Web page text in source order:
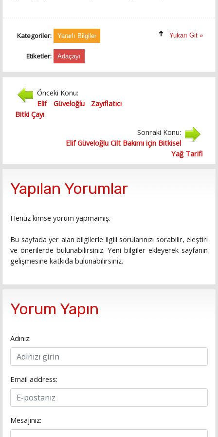
Kategoriler: Yararlı Bilgiler Yukarı Git »
Etiketler: Adaçayı
Önceki Konu:
Elif Güveloğlu Zayıflatıcı
Bitki Çayı
Sonraki Konu:
Elif Güveloğlu Cilt Bakımı için Bitkisel
Yağ Tarifi
Yapılan Yorumlar
Henüz kimse yorum yapmamış.
Bu sayfada yer alan bilgilerle ilgili sorularınızı sorabilir, eleştiri
ve önerilerde bulunabilirsiniz. Yeni bilgiler ekleyerek sayfanın
gelişmesine katkıda bulunabilirsiniz.
Yorum Yapın
Adınız:
Email address:
Mesajınız: